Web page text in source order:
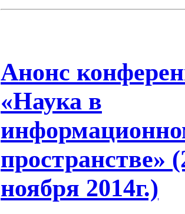
Анонс
«Наука в
пространстве»
ноября 2014г.)